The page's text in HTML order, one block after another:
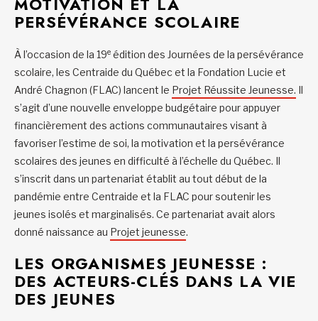
PERSÉVÉRANCE SCOLAIRE
À l’occasion de la 19e édition des Journées de la persévérance
scolaire, les Centraide du Québec et la Fondation Lucie et
André Chagnon (FLAC) lancent le Projet Réussite Jeunesse. Il
s’agit d’une nouvelle enveloppe budgétaire pour appuyer
financièrement des actions communautaires visant à
favoriser l’estime de soi, la motivation et la persévérance
scolaires des jeunes en difficulté à l’échelle du Québec. Il
s’inscrit dans un partenariat établit au tout début de la
pandémie entre Centraide et la FLAC pour soutenir les
jeunes isolés et marginalisés. Ce partenariat avait alors
donné naissance au Projet jeunesse.
LES ORGANISMES JEUNESSE :
DES ACTEURS-CLÉS DANS LA VIE
DES JEUNES